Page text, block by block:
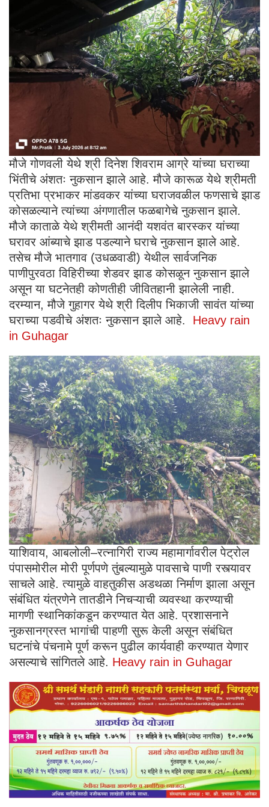
मौजे गोणवली येथे श्री दिनेश शिवराम आग्रे यांच्या घराच्या
भिंतीचे अंशतः नुकसान झाले आहे. मौजे कारूळ येथे श्रीमती
प्रतिभा प्रभाकर मांडवकर यांच्या घराजवळील फणसाचे झाड
कोसळल्याने त्यांच्या अंगणातील फळबागेचे नुकसान झाले.
मौजे काताळे येथे श्रीमती आनंदी यशवंत बारस्कर यांच्या
घरावर आंब्याचे झाड पडल्याने घराचे नुकसान झाले आहे.
तसेच मौजे भातगाव (उधळवाडी) येथील सार्वजनिक
पाणीपुरवठा विहिरीच्या शेडवर झाड कोसळून नुकसान झाले
असून या घटनेतही कोणतीही जीवितहानी झालेली नाही.
दरम्यान, मौजे गुहागर येथे श्री दिलीप भिकाजी सावंत यांच्या
घराच्या पडवीचे अंशतः नुकसान झाले आहे. Heavy rain
in Guhagar
याशिवाय, आबलोली–रत्नागिरी राज्य महामार्गावरील पेट्रोल
पंपासमोरील मोरी पूर्णपणे तुंबल्यामुळे पावसाचे पाणी रस्त्यावर
साचले आहे. त्यामुळे वाहतुकीस अडथळा निर्माण झाला असून
संबंधित यंत्रणेने तातडीने निचऱ्याची व्यवस्था करण्याची
मागणी स्थानिकांकडून करण्यात येत आहे. प्रशासनाने
नुकसानग्रस्त भागांची पाहणी सुरू केली असून संबंधित
घटनांचे पंचनामे पूर्ण करून पुढील कार्यवाही करण्यात येणार
असल्याचे सांगितले आहे. Heavy rain in Guhagar